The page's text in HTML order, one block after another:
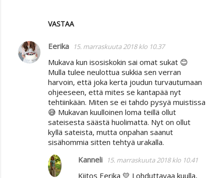
VASTAA
Eerika 15. marraskuuta 2018 klo 10.37
Mukava kun isosiskokin sai omat sukat 😊
Mulla tulee neulottua sukkia sen verran
harvoin, että joka kerta joudun turvautumaan
ohjeeseen, että mites se kantapää nyt
tehtiinkään. Miten se ei tahdo pysyä muistissa
😅 Mukavan kuulloinen loma teillä ollut
sateisesta säästä huolimatta. Nyt on ollut
kyllä sateista, mutta onpahan saanut
sisähommia sitten tehtyä urakalla.
Kanneli
15. marraskuuta 2018 klo 10.41
Kiitos Eerika 💛 Lohduttavaa kuulla,